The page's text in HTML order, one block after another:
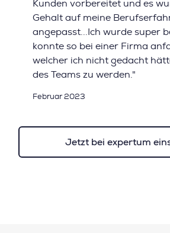
Kunden vorbereitet und es
Gehalt auf meine
angepasst...Ich wurde super
konnte so bei einer Firma
welcher ich nicht gedacht
des Teams zu werden."
Februar 2023
Jetzt bei expertum